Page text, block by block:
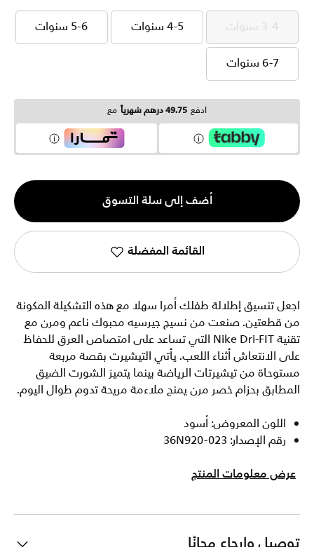
3-4 سنوات 3-4 سنوات 4-5 سنوات 4-5 سنوات 5-6 سنوات 5-6 سنوات
6-7 سنوات 6-7 سنوات
ادفع 49.75 درهم شهرياً مع
الكمية
1
أضف إلى سلة التسوق
القائمة المفضلة
اجعل تنسيق إطلالة طفلك أمرا سهلا مع هذه التشكيلة المكونة
من قطعتين. صنعت من نسيج جيرسيه محبوك ناعم ومرن مع
تقنية Nike Dri-FIT التي تساعد على امتصاص العرق للحفاظ
على الانتعاش أثناء اللعب. يأتي التيشيرت بقصة مربعة
مستوحاة من تيشيرتات الرياضة بينما يتميز الشورت الضيق
المطابق بحزام خصر مرن يمنح ملاءمة مريحة تدوم طوال اليوم.
اللون المعروض: أسود
رقم الإصدار: 36N920-023
عرض معلومات المنتج